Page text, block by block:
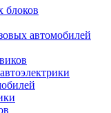
блоков
автомобилей